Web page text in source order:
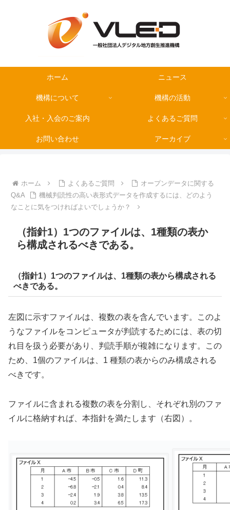
ホーム ニュース
機構について 機構の活動
入社・入会のご案内 よくあるご質問
お問い合わせ アーカイブ
ホーム よくあるご質問
オープンデータに関する
Q&A
機械判読性の高い表形式データを作成するには、どのよう
なことに気をつければよいでしょうか？
（指針1）1つのファイルは、1種類の表か
ら構成されるべきである。
（指針1）1つのファイルは、1種類の表から構成される
べきである。
左図に示すファイルは、複数の表を含んでいます。このよ
うなファイルをコンピュータが判読するためには、表の切
れ目を扱う必要があり、判読手順が複雑になります。この
ため、1個のファイルは、1 種類の表からのみ構成される
べきです。
ファイルに含まれる複数の表を分割し、それぞれ別のファ
イルに格納すれば、本指針を満たします（右図）。